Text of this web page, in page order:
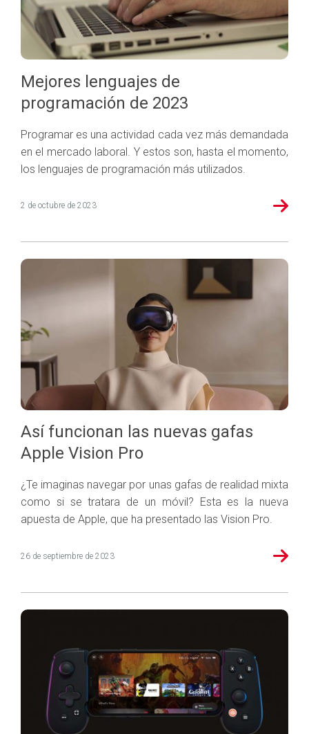
Mejores lenguajes de
programación de 2023
Programar es una actividad cada vez más demandada
en el mercado laboral. Y estos son, hasta el momento,
los lenguajes de programación más utilizados.
2 de octubre de 2023
Así funcionan las nuevas gafas
Apple Vision Pro
¿Te imaginas navegar por unas gafas de realidad mixta
como si se tratara de un móvil? Esta es la nueva
apuesta de Apple, que ha presentado las Vision Pro.
26 de septiembre de 2023